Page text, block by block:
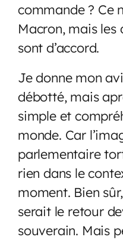
commande ? Ce
Macron, mais
sont d’accord.
Je donne mon
débotté, mais
simple et
monde. Car
parlementaire
rien dans le
moment. Bien
serait le retour
souverain. Mais